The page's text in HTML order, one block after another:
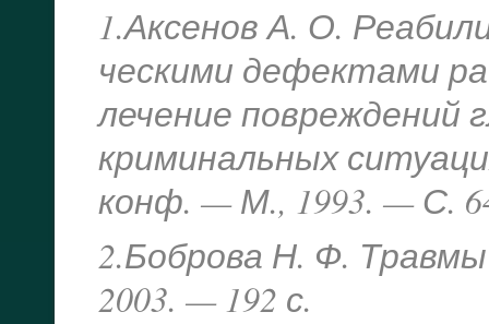
1.Аксенов А. О.
ческими дефектами
лечение повреждений
криминальных
конф. — М., 1993. — С.
2.Боброва Н. Ф.
2003. — 192 с.